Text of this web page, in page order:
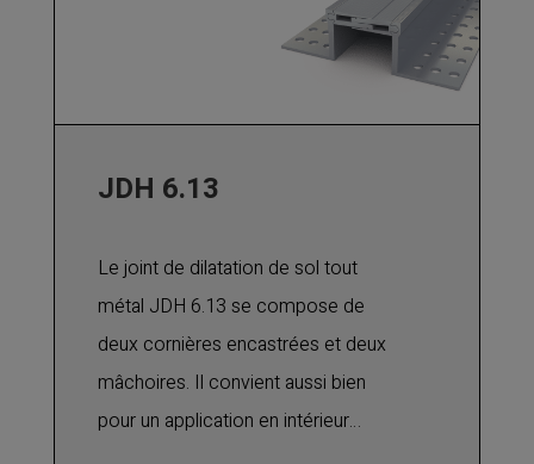
type de finition : béton, chape,
JDH 6.13
Le joint de dilatation de sol tout
métal JDH 6.13 se compose de
deux cornières encastrées et deux
mâchoires. Il convient aussi bien
pour un application en intérieur